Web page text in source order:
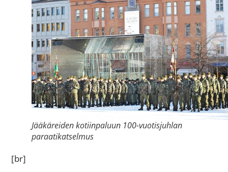
Jääkäreiden kotiinpaluun 100-vuotisjuhlan
paraatikatselmus
[br]